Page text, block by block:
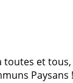
et tous,
Paysans !